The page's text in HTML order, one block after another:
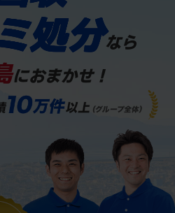
処分なら
におまかせ！